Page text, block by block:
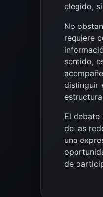
elegido,
No
requiere
sentido,
distinguir
El debate
de las
una
de